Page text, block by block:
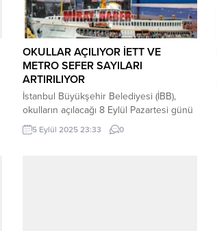
OKULLAR AÇILIYOR İETT VE
METRO SEFER SAYILARI
ARTIRILIYOR
İstanbul Büyükşehir Belediyesi (İBB),
okulların açılacağı 8 Eylül Pazartesi günü
için hazırlıklarını tamamladı. Okulların
açılacağı ilk gün 06.00 – 16.00 saatleri
5 Eylül 2025 23:33 0